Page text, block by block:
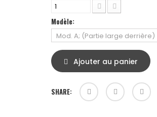
Modèle:
Ajouter au panier
SHARE: